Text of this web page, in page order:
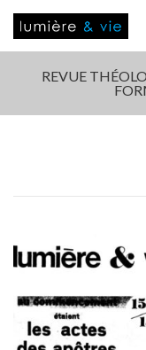
REVUE